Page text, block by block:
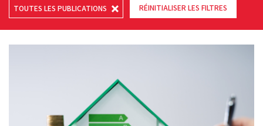
TOUTES LES PUBLICATIONS RÉINITIALISER LES FILTRES